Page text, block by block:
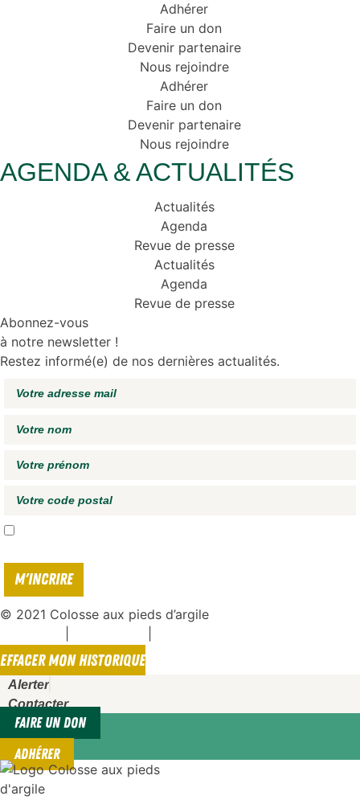
Adhérer
Faire un don
Devenir partenaire
Nous rejoindre
Adhérer
Faire un don
Devenir partenaire
Nous rejoindre
AGENDA & ACTUALITÉS
Actualités
Agenda
Revue de presse
Actualités
Agenda
Revue de presse
Abonnez-vous
à notre newsletter !
Restez informé(e) de nos dernières actualités.
© 2021 Colosse aux pieds d’argile
EFFACER MON HISTORIQUE
Alerter
Contacter
FAIRE UN DON
ADHÉRER